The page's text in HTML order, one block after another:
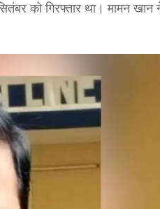
को गिरफ्तार था। मामन खान